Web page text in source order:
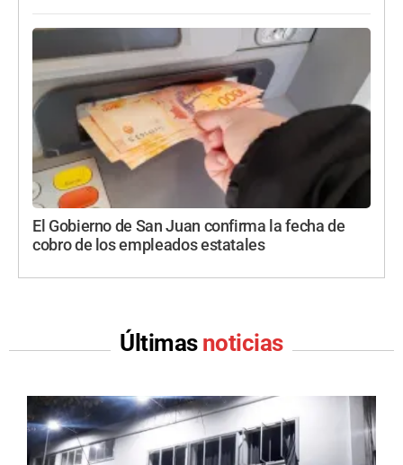
El Gobierno de San Juan confirma la fecha de
cobro de los empleados estatales
Últimas noticias